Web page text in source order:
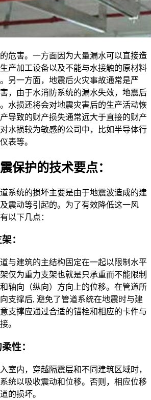
危害。一方面因为大量漏水可以直接造
产加工设备以及不能与水接触的原材料
另一方面，地震后火灾事故通常是严
，由于水消防系统的漏水失效，地震后
水损还将会对地震灾害后的生产活动恢
导致的财产损失通常远大于直接的财产
水损较为敏感的公司中，比如半导体行
表等。
保护的技术要点：
系统的损坏主要是由于地震波造成的建
震动等引起的。为了有效降低这一风
以下几点：
：
与建筑的主结构固定在一起以限制水平
仅为重力支架也就是只承重而不能限制
轴向（纵向）方向上的位移。在管道所
支撑后, 避免了管道系统在地震时与建
支撑应通过合适的锚栓和相应的卡件与
。
性：
室内，穿越隔震层和不同建筑区域时，
统以吸收震动和位移。否则，相应位移
的损坏。